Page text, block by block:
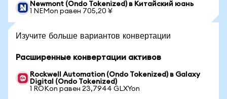
Newmont (Ondo Tokenized) в Китайский юань
1 NEMon равен 705,20 ¥
Изучите больше вариантов конвертации
Расширенные конвертации активов
Rockwell Automation (Ondo Tokenized) в Galaxy
Digital (Ondo Tokenized)
1 ROKon равен 23,7944 GLXYon